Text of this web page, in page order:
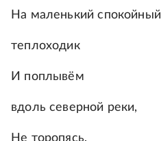
На маленький спокойный
теплоходик
И поплывём
вдоль северной реки,
Не торопясь,